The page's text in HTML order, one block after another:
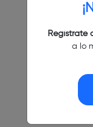
Regístrate
a lo